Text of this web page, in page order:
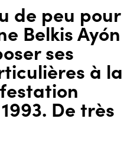
de peu pour
Belkis Ayón
ses
à la
De très